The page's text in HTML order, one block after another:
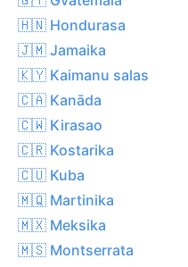
🇭🇳 Hondurasa
🇯🇲 Jamaika
🇰🇾 Kaimanu salas
🇨🇦 Kanāda
🇨🇼 Kirasao
🇨🇷 Kostarika
🇨🇺 Kuba
🇲🇶 Martinika
🇲🇽 Meksika
🇲🇸 Montserrata